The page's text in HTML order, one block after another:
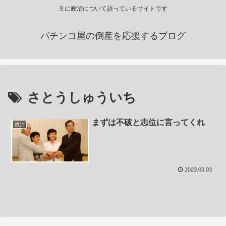
主に政治について語っているサイトです
パチンコ屋の倒産を応援するブログ
さとうしゅういち
政治 まずは不破と志位に言ってくれ
2023.03.03